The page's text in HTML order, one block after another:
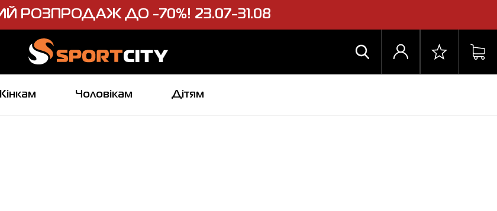
РОЗПРОДАЖ ДО -70%! 23.07-31.08
Чоловікам Дітям